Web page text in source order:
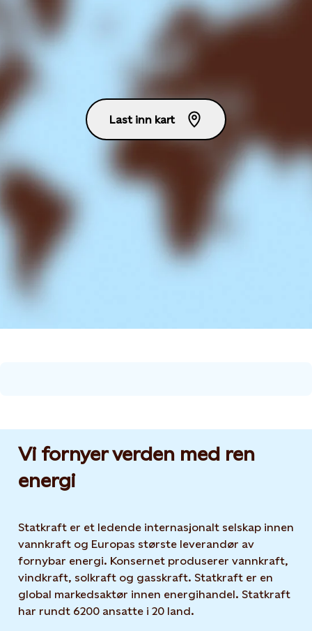
Last inn kart
Vi fornyer verden med ren
energi
Statkraft er et ledende internasjonalt selskap innen
vannkraft og Europas største leverandør av
fornybar energi. Konsernet produserer vannkraft,
vindkraft, solkraft og gasskraft. Statkraft er en
global markedsaktør innen energihandel. Statkraft
har rundt 6200 ansatte i 20 land.